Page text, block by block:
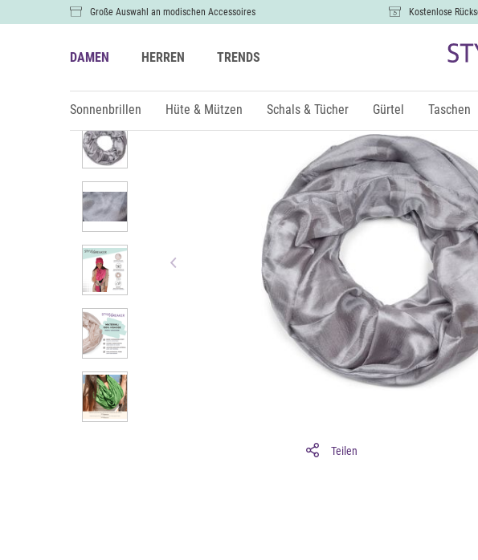
Große Auswahl an modischen Accessoires Kostenlose
DAMEN HERREN TRENDS
Sonnenbrillen Hüte & Mützen Schals & Tücher Gürtel Taschen
Teilen